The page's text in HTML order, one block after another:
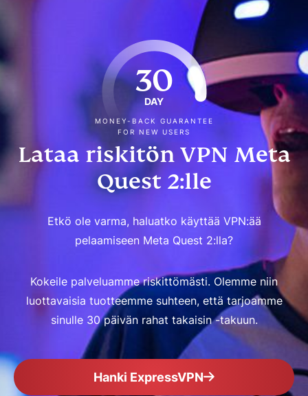
30
DAY
MONEY-BACK GUARANTEE
FOR NEW USERS
Lataa riskitön VPN Meta
Quest 2:lle
Etkö ole varma, haluatko käyttää VPN:ää
pelaamiseen Meta Quest 2:lla?
Kokeile palveluamme riskittömästi. Olemme niin
luottavaisia tuotteemme suhteen, että tarjoamme
sinulle 30 päivän rahat takaisin -takuun.
Hanki ExpressVPN